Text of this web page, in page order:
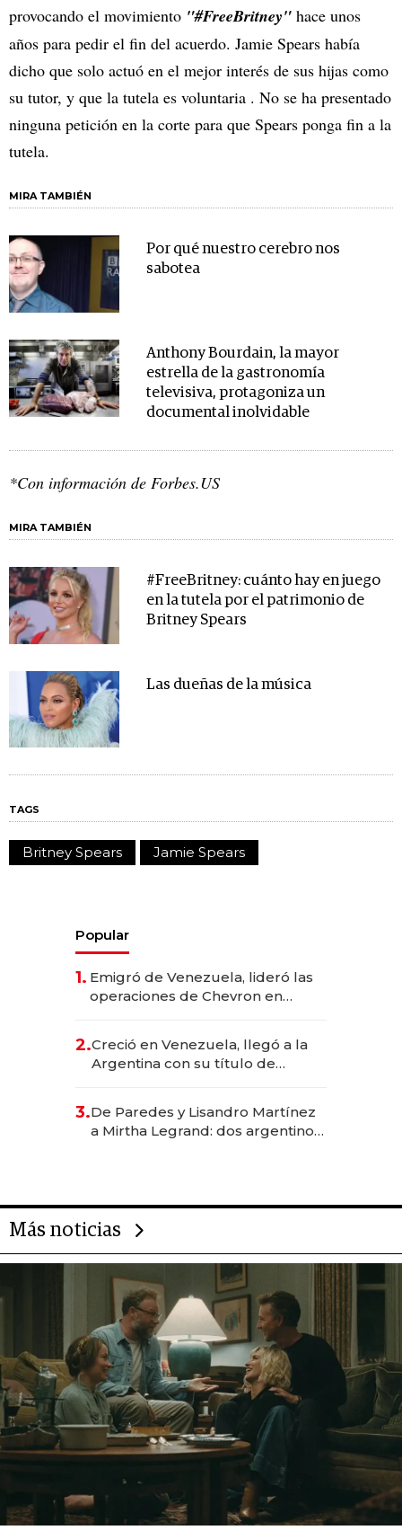
provocando el movimiento "#FreeBritney" hace unos
años para pedir el fin del acuerdo. Jamie Spears había
dicho que solo actuó en el mejor interés de sus hijas como
su tutor, y que la tutela es voluntaria . No se ha presentado
ninguna petición en la corte para que Spears ponga fin a la
tutela.
MIRA TAMBIÉN
Por qué nuestro cerebro nos
sabotea
Anthony Bourdain, la mayor
estrella de la gastronomía
televisiva, protagoniza un
documental inolvidable
*Con información de Forbes.US
MIRA TAMBIÉN
#FreeBritney: cuánto hay en juego
en la tutela por el patrimonio de
Britney Spears
Las dueñas de la música
TAGS
Britney Spears Jamie Spears
Popular
1. Emigró de Venezuela, lideró las
operaciones de Chevron en
2.Creció en Venezuela, llegó a la
Argentina con su título de
las marcas "fast premium"
3.De Paredes y Lisandro Martínez
a Mirtha Legrand: dos argentinos
Más noticias